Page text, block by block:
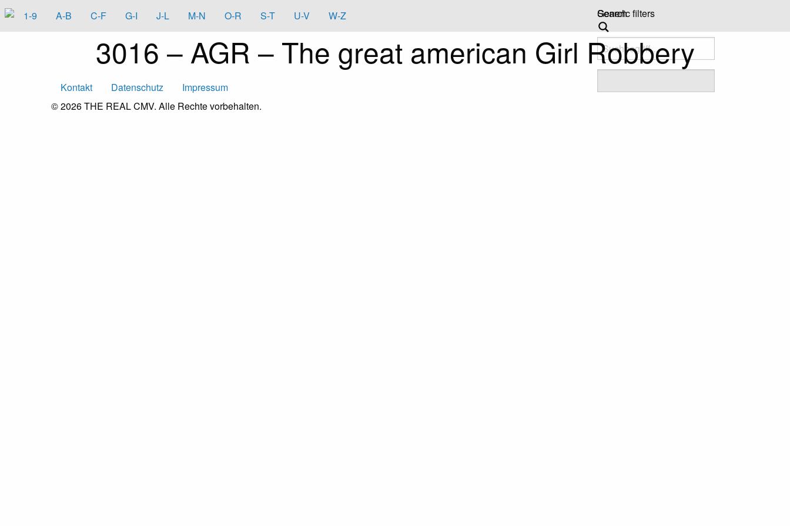
1-9 A-B C-F G-I J-L M-N O-R S-T U-V W-Z Search
Generic filters
3016 – AGR – The great american Girl Robbery
Kontakt Datenschutz
Impressum
© 2026THE REAL CMV. Alle Rechte vorbehalten.